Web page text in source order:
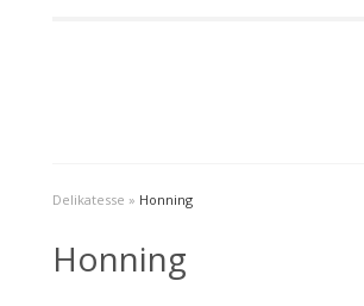
Delikatesse » Honning
Honning